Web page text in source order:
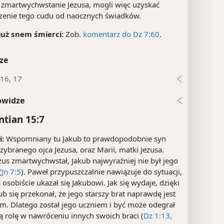
Jezusa, mogli więc uzyskać
tego cudu od naocznych świadków.
snem śmierci: Zob. komentarz do Dz 7:60.
17
15:7
Wspomniany tu Jakub to prawdopodobnie syn
ojca Jezusa, oraz Marii, matki Jezusa.
zmartwychwstał, Jakub najwyraźniej nie był jego
Jn 7:5). Paweł przypuszczalnie nawiązuje do sytuacji,
osobiście ukazał się Jakubowi. Jak się wydaje, dzięki
się przekonał, że jego starszy brat naprawdę jest
Dlatego został jego uczniem i być może odegrał
rolę w nawróceniu innych swoich braci (Dz 1:13,